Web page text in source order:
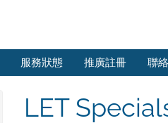
服務狀態 推廣註冊 聯
LET